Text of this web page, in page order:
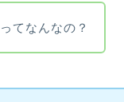
てなんなの？